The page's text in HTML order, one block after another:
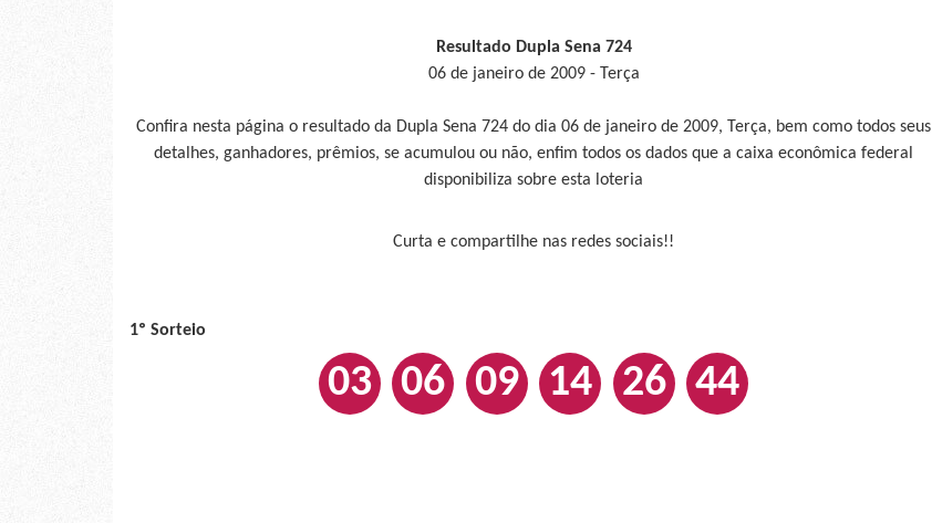
Resultado Dupla Sena 724
06 de janeiro de 2009 - Terça
Confira nesta página o resultado da Dupla Sena 724 do dia 06 de janeiro de 2009, Terça, bem como todos seus
detalhes, ganhadores, prêmios, se acumulou ou não, enfim todos os dados que a caixa econômica federal
disponibiliza sobre esta loteria
Curta e compartilhe nas redes sociais!!
1º Sorteio
03 06 09 14 26 44